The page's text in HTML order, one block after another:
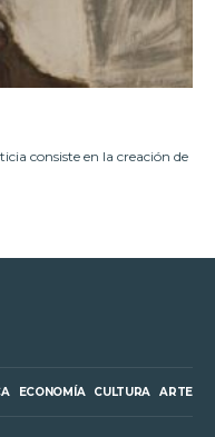
consiste en la creación de
ECONOMÍA CULTURA ARTE